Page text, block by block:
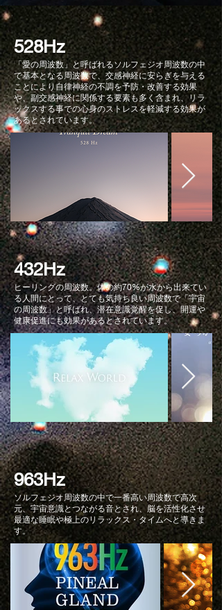
528Hz
「愛の周波数」と呼ばれるソルフェジオ周波数の中
で基本となる周波数で、交感神経に安らぎを与える
ことにより自律神経の不調を予防・改善する効果
や、副交感神経に関係する要素も多く含まれ、リラ
ックスする事での心身のストレスを軽減する効果が
あるとされています。
432Hz
ヒーリングの周波数。体の約70%が水から出来てい
る人間にとって、とても気持ち良い周波数で「宇宙
の周波数」と呼ばれ、潜在意識覚醒を促し、開運や
健康促進にも効果があるとされています。
963Hz
ソルフェジオ周波数の中で一番高い周波数で高次
元、宇宙意識とつながる音とされ、脳を活性化させ
最適な睡眠や極上のリラックス・タイムへと導きま
す。